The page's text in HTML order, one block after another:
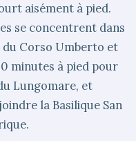
aisément à pied.
se concentrent dans
Corso Umberto et
minutes à pied pour
Lungomare, et
la Basilique San